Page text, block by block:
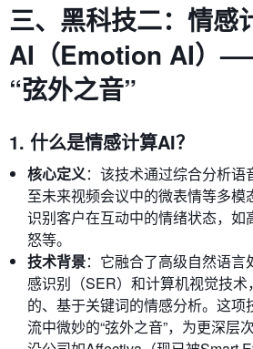
三、黑科技二：情感
AI（Emotion AI）
“弦外之音”
1. 什么是情感计算AI？
核心定义：该技术通过综合分析
至未来视频会议中的微表情等多模
识别客户在互动中的情绪状态，如
怒等。
技术背景：它融合了高级自然语
感识别（SER）和计算机视觉技
的、基于关键词的情感分析。这项
流中微妙的“弦外之音”，为更深层